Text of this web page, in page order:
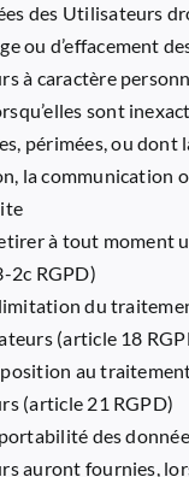
des Utilisateurs
ou d’effacement
à caractère
sont
périmées, ou dont
la communication
à tout moment
2c RGPD)
du
(article 18
au
(article 21 RGPD)
des
auront fournies,